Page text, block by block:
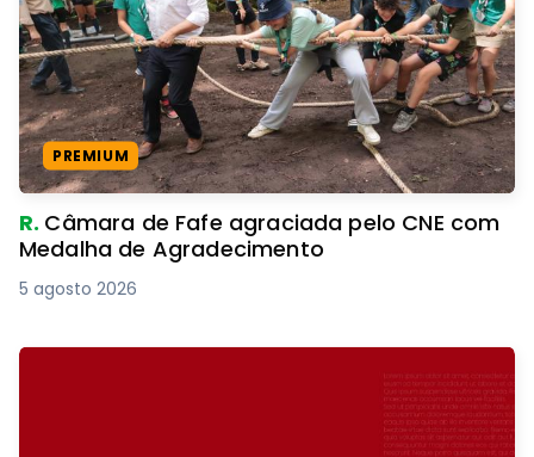
PREMIUM
R. Câmara de Fafe agraciada pelo CNE com
Medalha de Agradecimento
5 agosto 2026